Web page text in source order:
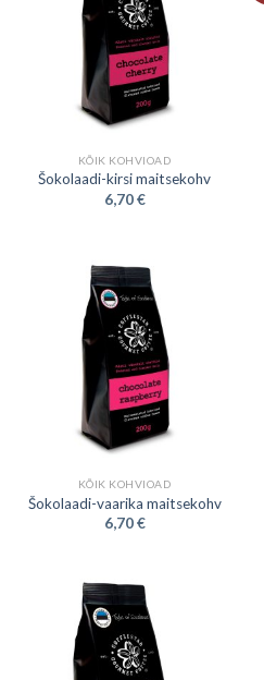
KÕIK KOHVIOAD
Šokolaadi-kirsi maitsekohv
6,70€
KÕIK KOHVIOAD
Šokolaadi-vaarika maitsekohv
6,70€